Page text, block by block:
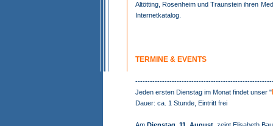
Altötting, Rosenheim und Traunstein ihren
Internetkatalog.
TERMINE & EVENTS
Jeden ersten Dienstag im Monat findet unser "
Dauer: ca. 1 Stunde, Eintritt frei